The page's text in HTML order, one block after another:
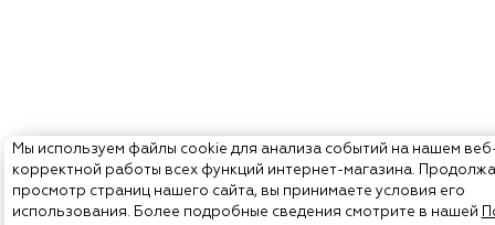
Мы используем файлы cookie для анализа событий на нашем
корректной работы всех функций интернет-магазина.
просмотр страниц нашего сайта, вы принимаете условия его
использования. Более подробные сведения смотрите в нашей